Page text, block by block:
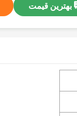
بهترین قیمت